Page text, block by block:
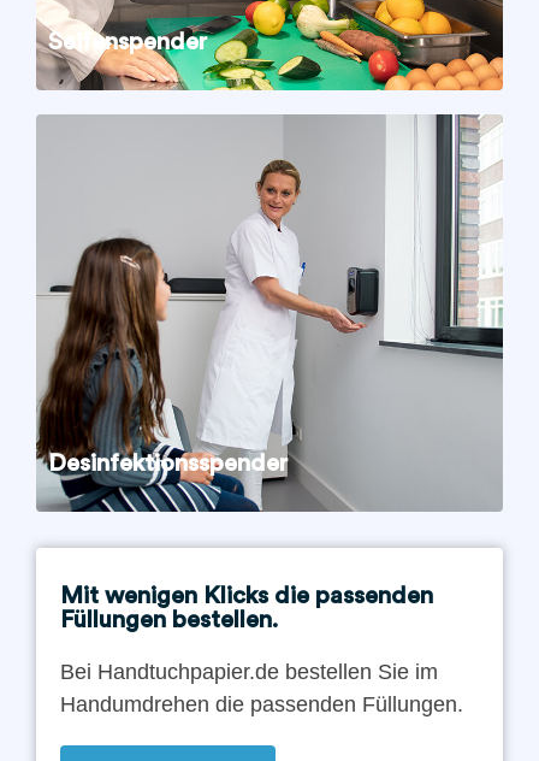
Seifenspender
Desinfektionsspender
Mit wenigen Klicks die passenden
Füllungen bestellen.
Bei Handtuchpapier.de bestellen Sie im
Handumdrehen die passenden Füllungen.